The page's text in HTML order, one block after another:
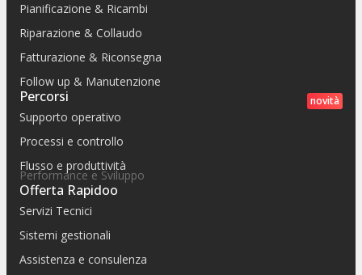
Pianificazione & Ricambi
Riparazione & Collaudo
Fatturazione & Riconsegna
Follow up & Manutenzione
novità
Percorsi
Supporto operativo
Processi e controllo
Flusso e produttività
Performance e Sviluppo
Offerta Rapidoo
Servizi Tecnici
Sistemi gestionali
Assistenza e consulenza